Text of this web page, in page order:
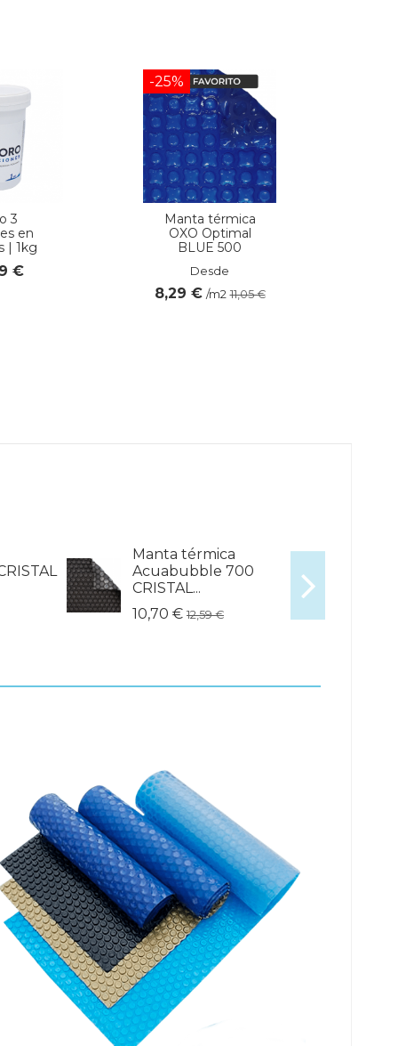
3
en
| 1kg
€
-25%
Manta térmica
OXO Optimal
BLUE 500
Desde
8,29 € /m2 11,05 €
Manta térmica
Acuabubble 700
CRISTAL...
10,70 € 12,59 €